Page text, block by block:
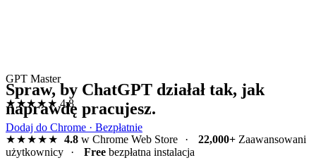
GPT Master
★★★★★ 4.8
Dodaj do Chrome · Bezpłatnie
Spraw, by ChatGPT działał tak, jak
naprawdę pracujesz.
★★★★★ 4.8w Chrome Web Store · 22,000+Zaawansowani
użytkownicy
· Free bezpłatna instalacja